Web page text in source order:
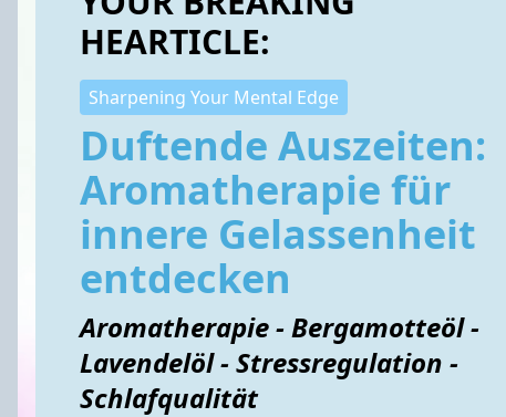
HEARTICLE:
Sharpening Your Mental Edge
Duftende Auszeiten:
Aromatherapie für
innere Gelassenheit
entdecken
Aromatherapie - Bergamotteöl -
Lavendelöl - Stressregulation -
Schlafqualität